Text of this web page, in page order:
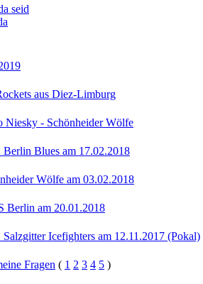
seid
aus Diez-Limburg
Niesky - Schönheider Wölfe
Blues am 17.02.2018
Wölfe am 03.02.2018
Berlin am 20.01.2018
Icefighters am 12.11.2017 (Pokal)
Fragen ( 1 2 3 4 5 )